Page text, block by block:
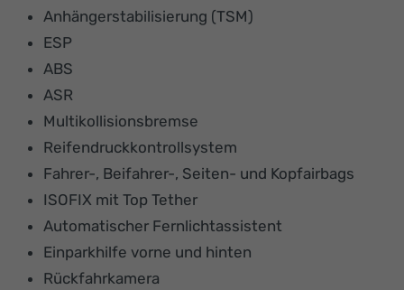
Anhängerstabilisierung (TSM)
ESP
ABS
ASR
Multikollisionsbremse
Reifendruckkontrollsystem
Fahrer-, Beifahrer-, Seiten- und Kopfairbags
ISOFIX mit Top Tether
Automatischer Fernlichtassistent
Einparkhilfe vorne und hinten
Rückfahrkamera